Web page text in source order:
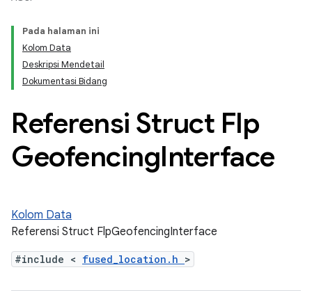
Pada halaman ini
Kolom Data
Deskripsi Mendetail
Dokumentasi Bidang
Referensi Struct Flp
GeofencingInterface
Kolom Data
Referensi Struct FlpGeofencingInterface
#include < fused_location.h >